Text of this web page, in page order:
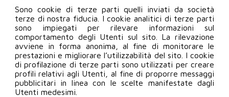
Sono cookie di terze parti quelli inviati da società
terze di nostra fiducia. I cookie analitici di terze parti
sono impiegati per rilevare informazioni sul
comportamento degli Utenti sul sito. La rilevazione
avviene in forma anonima, al fine di monitorare le
prestazioni e migliorare l’utilizzabilità del sito. I cookie
di profilazione di terze parti sono utilizzati per creare
profili relativi agli Utenti, al fine di proporre messaggi
pubblicitari in linea con le scelte manifestate dagli
Utenti medesimi.